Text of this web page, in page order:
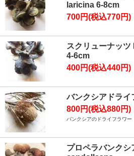
laricina 6-8cm
700円(税込770円)
スクリューナッ
4-6cm
400円(税込440円)
バンクシアドライ
800円(税込880円)
バンクシアのドライフラワー
プロペラバンク